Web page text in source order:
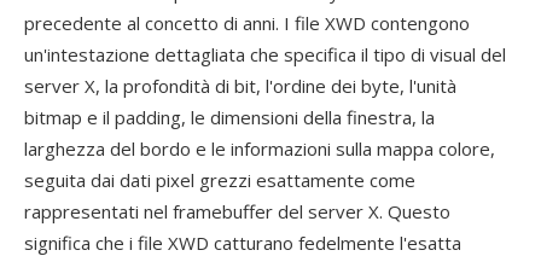
precedente al concetto di anni. I file XWD contengono
un'intestazione dettagliata che specifica il tipo di visual del
server X, la profondità di bit, l'ordine dei byte, l'unità
bitmap e il padding, le dimensioni della finestra, la
larghezza del bordo e le informazioni sulla mappa colore,
seguita dai dati pixel grezzi esattamente come
rappresentati nel framebuffer del server X. Questo
significa che i file XWD catturano fedelmente l'esatta